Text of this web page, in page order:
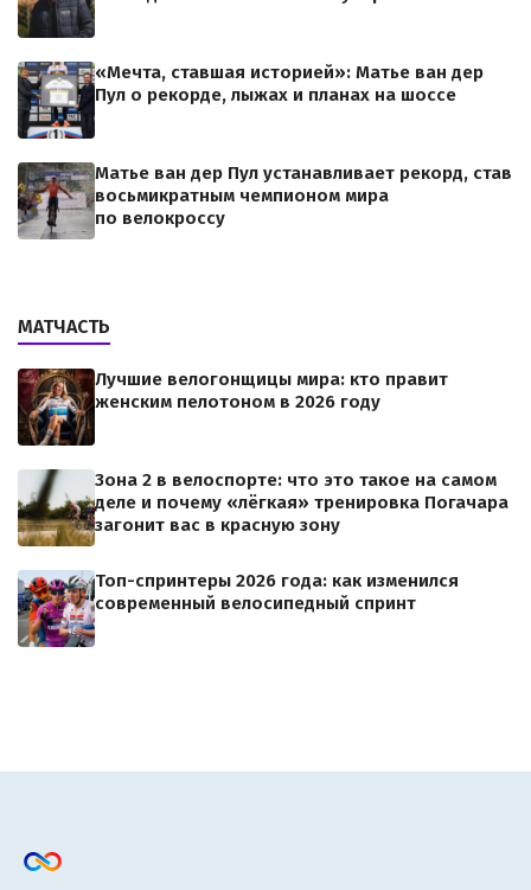
«Мечта, ставшая историей»: Матье ван дер
Пул о рекорде, лыжах и планах на шоссе
Матье ван дер Пул устанавливает рекорд, став
восьмикратным чемпионом мира
по велокроссу
МАТЧАСТЬ
Лучшие велогонщицы мира: кто правит
женским пелотоном в 2026 году
Зона 2 в велоспорте: что это такое на самом
деле и почему «лёгкая» тренировка Погачара
загонит вас в красную зону
Топ-спринтеры 2026 года: как изменился
современный велосипедный спринт